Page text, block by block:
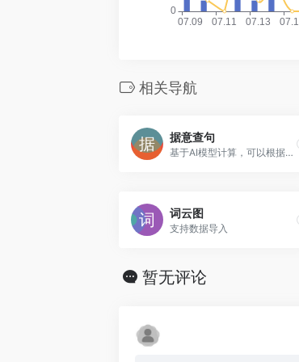
相关导航
据意查句
基于AI模型计算，可以根据输入描述的意思来查找相应的名言名句，一般来说排序靠前的名句越相关。
词云图
支持数据导入
暂无评论